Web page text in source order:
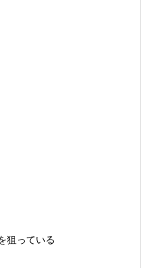
狙っている